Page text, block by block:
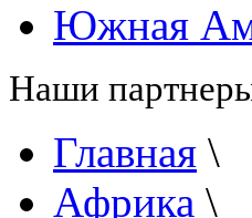
Южная
Наши
Главная \
Африка \